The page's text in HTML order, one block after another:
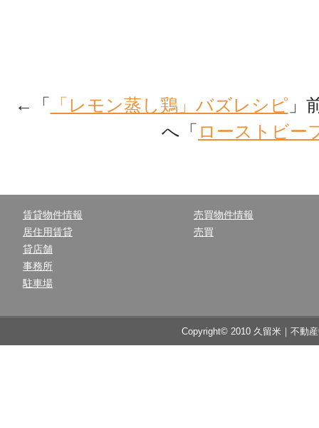
←「 「レモン蒸し鶏」バズレシピ
へ「 ローストビー
賃貸物件情報
居住用賃貸
貸店舗
事務所
駐車場
売買物件情報
売買
Copyright© 2010 久留米｜不動